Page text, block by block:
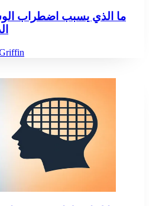
ما الذي يسبب اضطراب